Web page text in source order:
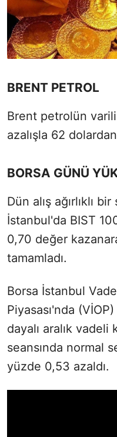
BRENT PETROL
Brent petrolün
azalışla 62
BORSA GÜNÜ
Dün alış ağırlıklı
İstanbul'da BIST
0,70 değer
tamamladı.
Borsa İstanbul
Piyasası'nda
dayalı aralık
seansında normal
yüzde 0,53 azaldı.